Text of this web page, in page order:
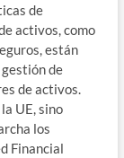
de
activos, como
están
de
de activos.
UE, sino
los
Financial